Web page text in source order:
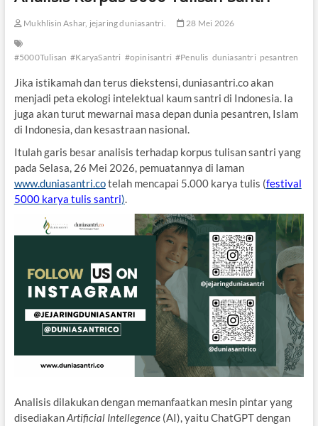
Mukhlisin Ashar, jejaring duniasantri. 28 Mei 2026
#5000Tulisan #KaryaSantri #opinisantri #Penulis duniasantri pesantren
Jika istikamah dan terus diekstensi, duniasantri.co akan
menjadi peta ekologi intelektual kaum santri di Indonesia. Ia
juga akan turut mewarnai masa depan dunia pesantren, Islam
di Indonesia, dan kesastraan nasional.
Itulah garis besar analisis terhadap korpus tulisan santri yang
pada Selasa, 26 Mei 2026, pemuatannya di laman
www.duniasantri.cotelah mencapai 5.000 karya tulis (festival
5000 karya tulis santri).
Analisis dilakukan dengan memanfaatkan mesin pintar yang
disediakanArtificial Intellegence(AI), yaitu ChatGPT dengan